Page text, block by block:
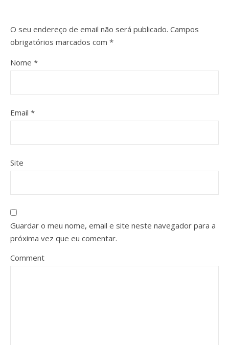
O seu endereço de email não será publicado. Campos
obrigatórios marcados com *
Nome *
Email *
Site
Guardar o meu nome, email e site neste navegador para a
próxima vez que eu comentar.
Comment